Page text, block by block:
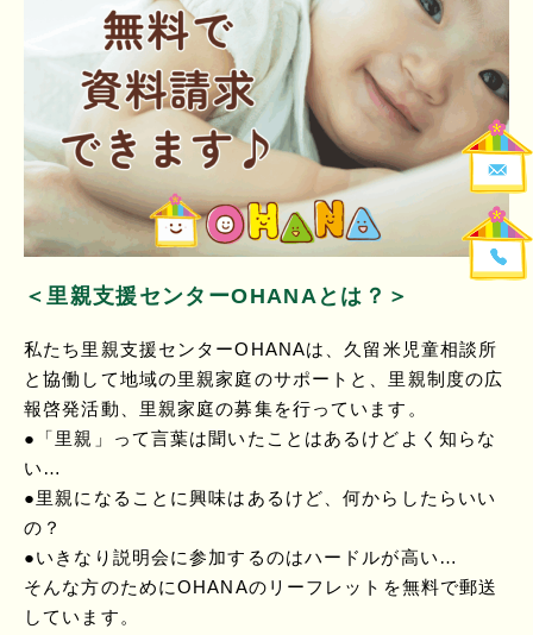
＜里親支援センターOHANAとは？＞
私たち里親支援センターOHANAは、久留米児童相談所
と協働して地域の里親家庭のサポートと、里親制度の広
報啓発活動、里親家庭の募集を行っています。
●「里親」って言葉は聞いたことはあるけどよく知らな
い…
●里親になることに興味はあるけど、何からしたらいい
の？
●いきなり説明会に参加するのはハードルが高い…
そんな方のためにOHANAのリーフレットを無料で郵送
しています。